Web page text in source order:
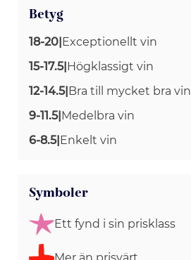
Betyg
18-20|Exceptionellt vin
15-17.5|Högklassigt vin
12-14.5|Bra till mycket bra vin
9-11.5|Medelbra vin
6-8.5|Enkelt vin
Symboler
Ett fynd i sin prisklass
Mer än prisvärt